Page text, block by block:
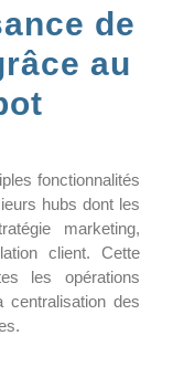
de
au
fonctionnalités
hubs dont les
marketing,
client. Cette
les opérations
centralisation des